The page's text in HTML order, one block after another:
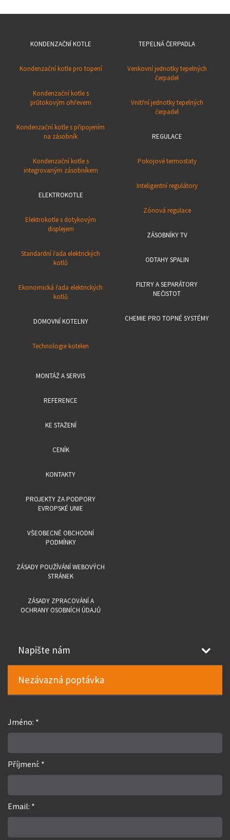
KONDENZAČNÍ KOTLE
Kondenzační kotle pro topení
Kondenzační kotle s
průtokovým ohřevem
Kondenzační kotle s připojením
na zásobník
Kondenzační kotle s
integrovaným zásobníkem
ELEKTROKOTLE
Elektrokotle s dotykovým
displejem
Standardní řada elektrických
kotlů
Ekonomická řada elektrických
kotlů
DOMOVNÍ KOTELNY
Technologie kotelen
TEPELNÁ ČERPADLA
Venkovní jednotky tepelných
čerpadel
Vnitřní jednotky tepelných
čerpadel
REGULACE
Pokojové termostaty
Inteligentní regulátory
Zónová regulace
ZÁSOBNÍKY TV
ODTAHY SPALIN
FILTRY A SEPARÁTORY
NEČISTOT
CHEMIE PRO TOPNÉ SYSTÉMY
MONTÁŽ A SERVIS
REFERENCE
KE STAŽENÍ
CENÍK
KONTAKTY
PROJEKTY ZA PODPORY
EVROPSKÉ UNIE
VŠEOBECNÉ OBCHODNÍ
PODMÍNKY
ZÁSADY POUŽÍVÁNÍ WEBOVÝCH
STRÁNEK
ZÁSADY ZPRACOVÁNÍ A
OCHRANY OSOBNÍCH ÚDAJŮ
Napište nám
Nezávazná poptávka
Jméno: *
Příjmení: *
Email: *